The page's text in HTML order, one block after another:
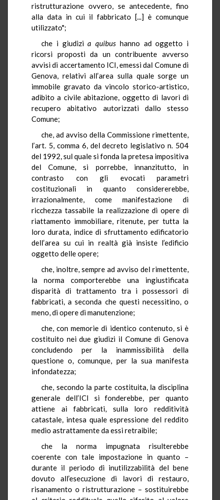
ristrutturazione ovvero, se antecedente, fino
alla data in cui il fabbricato [...] è comunque
utilizzato";
che i giudizia quibus hanno ad oggetto i
ricorsi proposti da un contribuente avverso
avvisi di accertamento ICI, emessi dal Comune di
Genova, relativi all’area sulla quale sorge un
immobile gravato da vincolo storico-artistico,
adibito a civile abitazione, oggetto di lavori di
recupero abitativo autorizzati dallo stesso
Comune;
che, ad avviso della Commissione rimettente,
l’art. 5, comma 6, del decreto legislativo n. 504
del 1992, sul quale si fonda la pretesa impositiva
del Comune, si porrebbe, innanzitutto, in
contrasto con gli evocati parametri
costituzionali in quanto considererebbe,
irrazionalmente, come manifestazione di
ricchezza tassabile la realizzazione di opere di
riattamento immobiliare, ritenute, per tutta la
loro durata, indice di sfruttamento edificatorio
dell’area su cui in realtà già insiste l’edificio
oggetto delle opere;
che, inoltre, sempre ad avviso del rimettente,
la norma comporterebbe una ingiustificata
disparità di trattamento tra i possessori di
fabbricati, a seconda che questi necessitino, o
meno, di opere di manutenzione;
che, con memorie di identico contenuto, si è
costituito nei due giudizi il Comune di Genova
concludendo per la inammissibilità della
questione o, comunque, per la sua manifesta
infondatezza;
che, secondo la parte costituita, la disciplina
generale dell’ICI si fonderebbe, per quanto
attiene ai fabbricati, sulla loro redditività
catastale, intesa quale espressione del reddito
medio astrattamente da essi retraibile;
che la norma impugnata risulterebbe
coerente con tale impostazione in quanto –
durante il periodo di inutilizzabilità del bene
dovuto all’esecuzione di lavori di restauro,
risanamento o ristrutturazione – sostituirebbe